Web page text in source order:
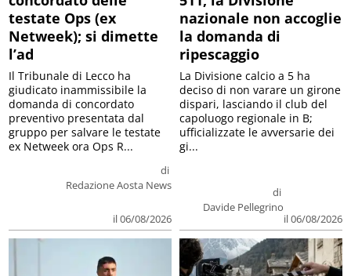
testate Ops (ex
Netweek); si dimette
l’ad
di
Redazione Aosta News
il 06/08/2026
Il Tribunale di Lecco ha
giudicato inammissibile la
domanda di concordato
preventivo presentata dal
gruppo per salvare le testate
ex Netweek ora Ops R...
nazionale non accoglie
la domanda di
ripescaggio
di
Davide Pellegrino
il 06/08/2026
La Divisione calcio a 5 ha
deciso di non varare un girone
dispari, lasciando il club del
capoluogo regionale in B;
ufficializzate le avversarie dei
gi...